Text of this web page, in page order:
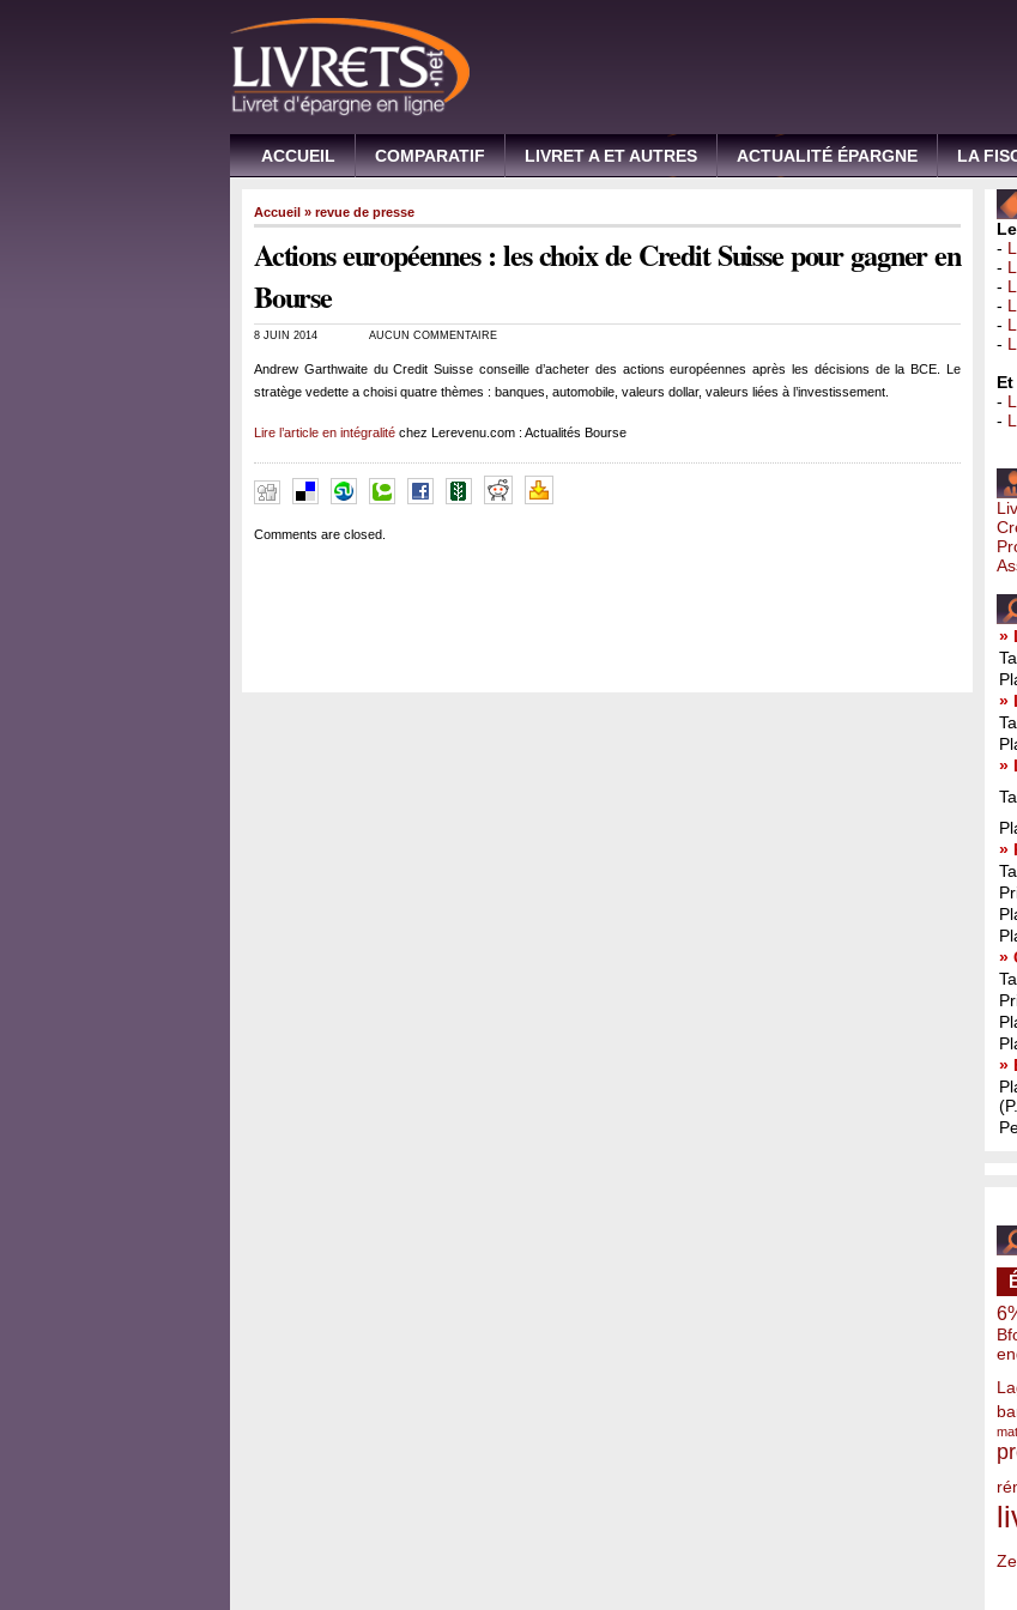
ACCUEIL COMPARATIF LIVRET A ET AUTRES ACTUALITÉ ÉPARGNE LA
Accueil » revue de presse
Actions européennes : les choix de Credit Suisse pour gagner en
Bourse
8 JUIN 2014 AUCUN COMMENTAIRE
Andrew Garthwaite du Credit Suisse conseille d’acheter des actions européennes après les décisions de la BCE. Le
stratège vedette a choisi quatre thèmes : banques, automobile, valeurs dollar, valeurs liées à l’investissement.
Lire l’article en intégralité chez Lerevenu.com : Actualités Bourse
Comments are closed.
-
-
-
-
-
-
-
-
»
»
»
»
»
»